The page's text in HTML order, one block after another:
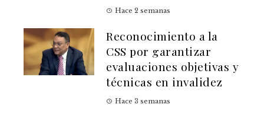
Hace 2 semanas
Reconocimiento a la
CSS por garantizar
evaluaciones objetivas y
técnicas en invalidez
Hace 3 semanas